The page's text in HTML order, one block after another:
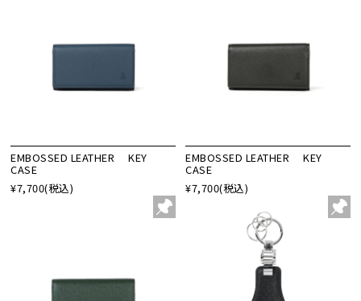
EMBOSSED LEATHER KEY
CASE
¥7,700(税込)
EMBOSSED LEATHER KEY
CASE
¥7,700(税込)